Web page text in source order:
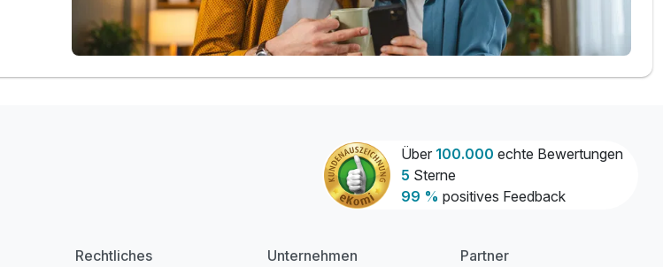
Über 100.000 echte Bewertungen
5 Sterne
99 % positives Feedback
Rechtliches Unternehmen Partner